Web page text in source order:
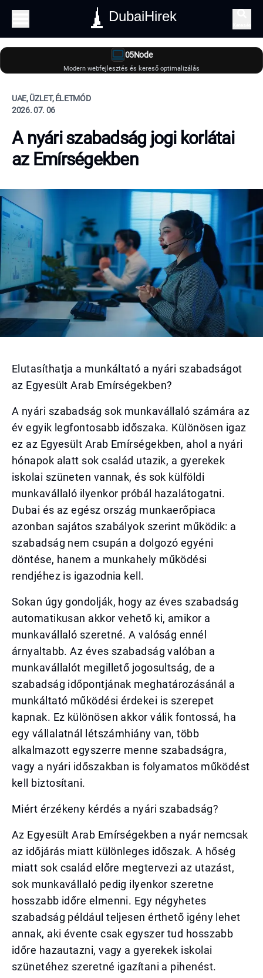
DubaiHirek
05Node
Modern webfejlesztés és kereső optimalizálás
UAE, ÜZLET, ÉLETMÓD
2026. 07. 06
A nyári szabadság jogi korlátai
az Emírségekben
Elutasíthatja a munkáltató a nyári szabadságot
az Egyesült Arab Emírségekben?
A nyári szabadság sok munkavállaló számára az
év egyik legfontosabb időszaka. Különösen igaz
ez az Egyesült Arab Emírségekben, ahol a nyári
hónapok alatt sok család utazik, a gyerekek
iskolai szüneten vannak, és sok külföldi
munkavállaló ilyenkor próbál hazalátogatni.
Dubai és az egész ország munkaerőpiaca
azonban sajátos szabályok szerint működik: a
szabadság nem csupán a dolgozó egyéni
döntése, hanem a munkahely működési
rendjéhez is igazodnia kell.
Sokan úgy gondolják, hogy az éves szabadság
automatikusan akkor vehető ki, amikor a
munkavállaló szeretné. A valóság ennél
árnyaltabb. Az éves szabadság valóban a
munkavállalót megillető jogosultság, de a
szabadság időpontjának meghatározásánál a
munkáltató működési érdekei is szerepet
kapnak. Ez különösen akkor válik fontossá, ha
egy vállalatnál létszámhiány van, több
alkalmazott egyszerre menne szabadságra,
vagy a nyári időszakban is folyamatos működést
kell biztosítani.
Miért érzékeny kérdés a nyári szabadság?
Az Egyesült Arab Emírségekben a nyár nemcsak
az időjárás miatt különleges időszak. A hőség
miatt sok család előre megtervezi az utazást,
sok munkavállaló pedig ilyenkor szeretne
hosszabb időre elmenni. Egy négyhetes
szabadság például teljesen érthető igény lehet
annak, aki évente csak egyszer tud hosszabb
időre hazautazni, vagy a gyerekek iskolai
szünetéhez szeretné igazítani a pihenést.